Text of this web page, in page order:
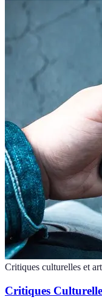
Critiques culturelles et
Critiques